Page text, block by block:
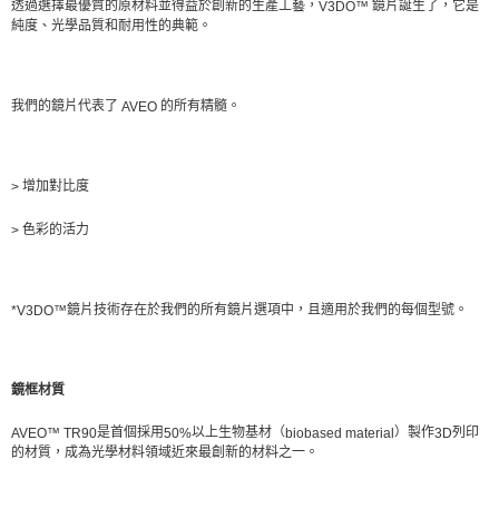
透過選擇最優質的原材料並得益於創新的生產工藝， V3DO™ 鏡片誕生了，它是
純度、光學品質和耐用性的典範。
我們的鏡片代表了 AVEO 的所有精髓。
> 增加對比度
> 色彩的活力
*V3DO™鏡片技術存在於我們的所有鏡片選項中，且適用於我們的每個型號。
鏡框材質
AVEO™ TR90是首個採用50%以上生物基材（biobased material ）製作3D列印
的材質，成為光學材料領域近來最創新的材料之一。